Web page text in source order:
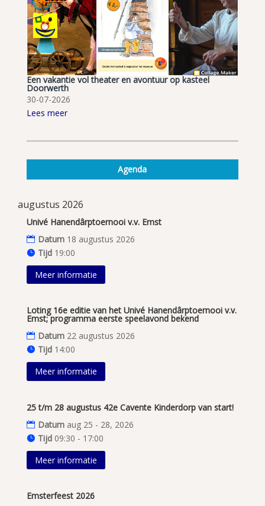
Een vakantie vol theater en avontuur op kasteel
Doorwerth
30-07-2026
Lees meer
Agenda
augustus 2026
Univé Hanendârptoernooi v.v. Emst
Datum 18 augustus 2026
Tijd 19:00
Meer informatie
Loting 16e editie van het Univé Hanendârptoernooi v.v.
Emst; programma eerste speelavond bekend
Datum 22 augustus 2026
Tijd 14:00
Meer informatie
25 t/m 28 augustus 42e Cavente Kinderdorp van start!
Datum aug 25 - 28, 2026
Tijd 09:30 - 17:00
Meer informatie
Emsterfeest 2026